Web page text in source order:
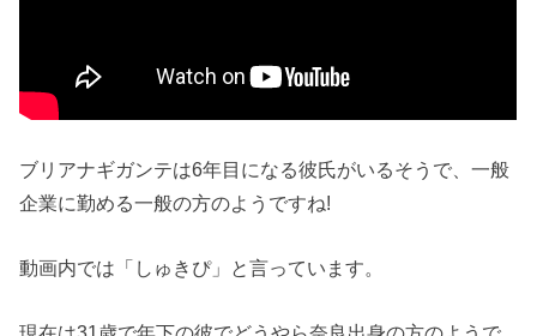
ブリアナギガンテは6年目になる彼氏がいるそうで、一般
企業に勤める一般の方のようですね!
動画内では「しゅきぴ」と言っています。